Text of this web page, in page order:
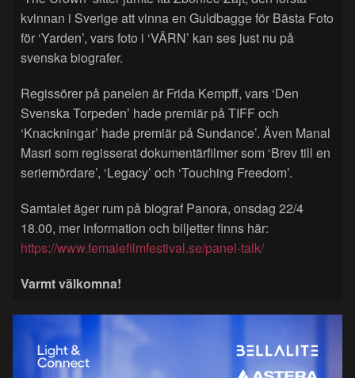
kvinnan i Sverige att vinna en Guldbagge för Bästa Foto
för ‘Yarden’, vars foto i ‘VÄRN’ kan ses just nu på
svenska biografer.
Regissörer på panelen är Frida Kempff, vars ‘Den
Svenska Torpeden’ hade premiär på TIFF och
‘Knackningar’ hade premiär på Sundance’. Även Manal
Masri som regisserat dokumentärfilmer som ‘Brev till en
seriemördare’, ‘Legacy’ och ‘Touching Freedom’.
Samtalet äger rum på biograf Panora, onsdag 22/4
18.00, mer information och biljetter finns här:
https://www.femalefilmfestival.se/panel-talk/
Varmt välkomna!